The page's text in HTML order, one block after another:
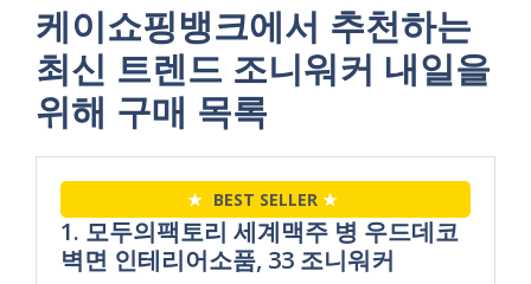
케이쇼핑뱅크에서 추천하는
최신 트렌드 조니워커 내일을
위해 구매 목록
★ BEST SELLER ★
1. 모두의팩토리 세계맥주 병 우드데코
벽면 인테리어소품, 33 조니워커